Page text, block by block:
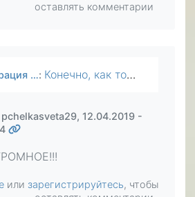
оставлять комментарии
…: Конечно, как только будет возможность, Милана будет одной из первых, за кого мы будем просить.
pchelkasveta29, 12.04.2019 -
или зарегистрируйтесь, чтобы